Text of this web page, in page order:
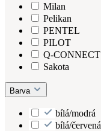
Milan
Pelikan
PENTEL
PILOT
Q-CONNECT
Sakota
Barva
bílá/modrá
bílá/červená